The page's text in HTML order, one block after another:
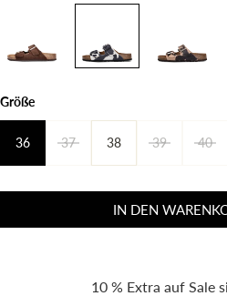
Größe
36 37 38 39 40
IN DEN
10 % Extra auf Sale